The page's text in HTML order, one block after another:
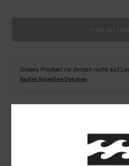
Dieses Produkt ist derzeit nicht auf
Kaufen Sie andere Optionen
Frauen Schwarz Rippstrick-
Farbcode